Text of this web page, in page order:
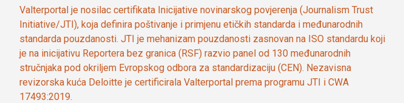
Valterportal je nosilac certifikata Inicijative novinarskog povjerenja (Journalism Trust
Initiative/JTI), koja definira poštivanje i primjenu etičkih standarda i međunarodnih
standarda pouzdanosti. JTI je mehanizam pouzdanosti zasnovan na ISO standardu koji
je na inicijativu Reportera bez granica (RSF) razvio panel od 130 međunarodnih
stručnjaka pod okriljem Evropskog odbora za standardizaciju (CEN). Nezavisna
revizorska kuća Deloitte je certificirala Valterportal prema programu JTI i CWA
17493:2019.